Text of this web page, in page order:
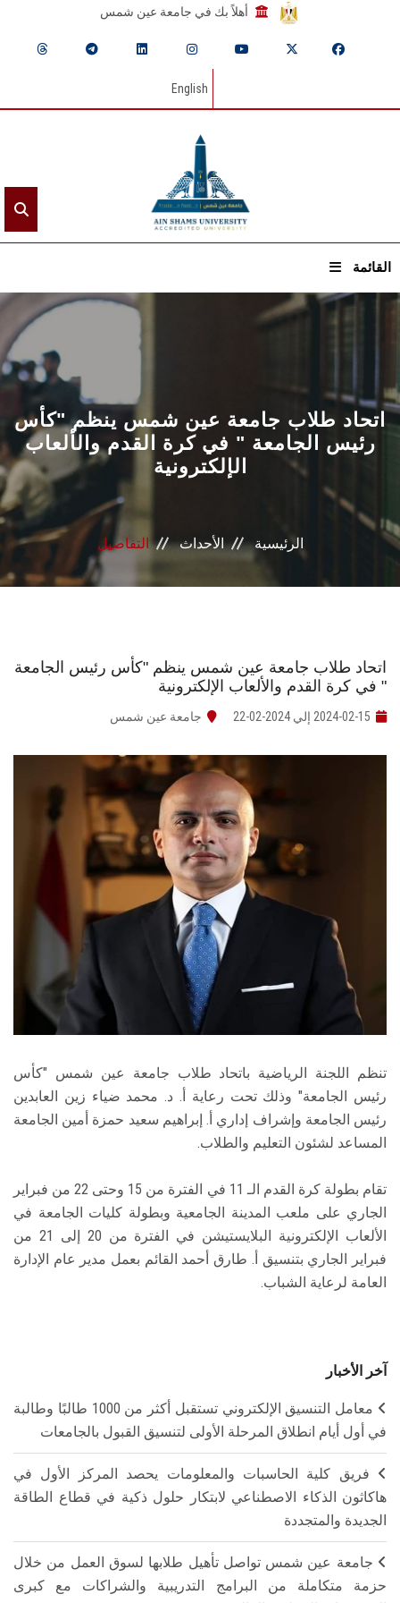
أهلاً بك في جامعة عين شمس
English
القائمة
الرئيسيـة
عن الجامعة
القطاعـات
الشئون الأكاديمية
البحث العلمي
الرعاية الصحية
الأنظمة الذكية
تواصل معنا
الدراسات العليا
الموظفون
سجل الان
اتحاد طلاب جامعة عين شمس ينظم "كأس
رئيس الجامعة " في كرة القدم والألعاب
الإلكترونية
الرئيسية الأحداث التفاصيل
اتحاد طلاب جامعة عين شمس ينظم "كأس رئيس الجامعة
" في كرة القدم والألعاب الإلكترونية
2024-02-15 إلي 2024-02-22 جامعة عين شمس
تنظم اللجنة الرياضية باتحاد طلاب جامعة عين شمس "كأس
رئيس الجامعة" وذلك تحت رعاية أ. د. محمد ضياء زين العابدين
رئيس الجامعة وإشراف إداري أ. إبراهيم سعيد حمزة أمين الجامعة
المساعد لشئون التعليم والطلاب.
تقام بطولة كرة القدم الـ 11 في الفترة من 15 وحتى 22 من فبراير
الجاري على ملعب المدينة الجامعية وبطولة كليات الجامعة في
الألعاب الإلكترونية البلايستيشن في الفترة من 20 إلى 21 من
فبراير الجاري بتنسيق أ. طارق أحمد القائم بعمل مدير عام الإدارة
العامة لرعاية الشباب.
آخر الأخبار
معامل التنسيق الإلكتروني تستقبل أكثر من 1000 طالبًا وطالبة
في أول أيام انطلاق المرحلة الأولى لتنسيق القبول بالجامعات
فريق كلية الحاسبات والمعلومات يحصد المركز الأول في
هاكاثون الذكاء الاصطناعي لابتكار حلول ذكية في قطاع الطاقة
الجديدة والمتجددة
جامعة عين شمس تواصل تأهيل طلابها لسوق العمل من خلال
حزمة متكاملة من البرامج التدريبية والشراكات مع كبرى